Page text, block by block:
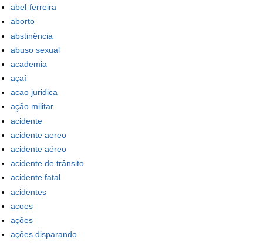
abel-ferreira
aborto
abstinência
abuso sexual
academia
açaí
acao juridica
ação militar
acidente
acidente aereo
acidente aéreo
acidente de trânsito
acidente fatal
acidentes
acoes
ações
ações disparando